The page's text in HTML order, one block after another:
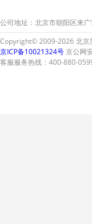
公司地址：北京市朝阳区来
Copyright© 2009-2026 北京
京ICP备10021324号京公网
客服服务热线：400-880-